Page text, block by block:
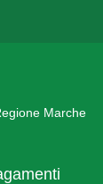
Marche